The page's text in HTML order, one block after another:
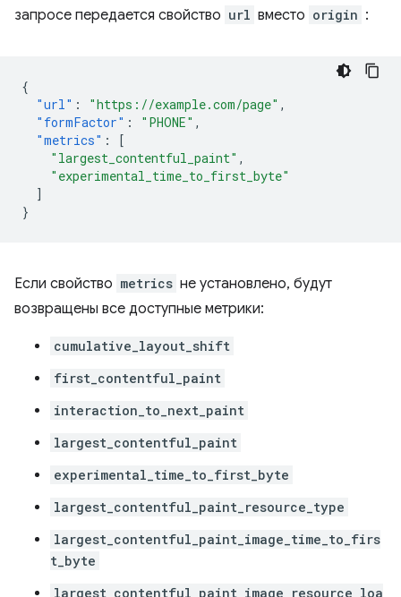
запросе передается свойство url вместо origin :
{
"url" : "https://example.com/page" ,
"formFactor" : "PHONE" ,
"metrics" :
[
"largest_contentful_paint" ,
"experimental_time_to_first_byte"
]
}
Если свойство metrics не установлено, будут
возвращены все доступные метрики:
cumulative_layout_shift
first_contentful_paint
interaction_to_next_paint
largest_contentful_paint
experimental_time_to_first_byte
largest_contentful_paint_resource_type
largest_contentful_paint_image_time_to_firs
t_byte
largest_contentful_paint_image_resource_loa